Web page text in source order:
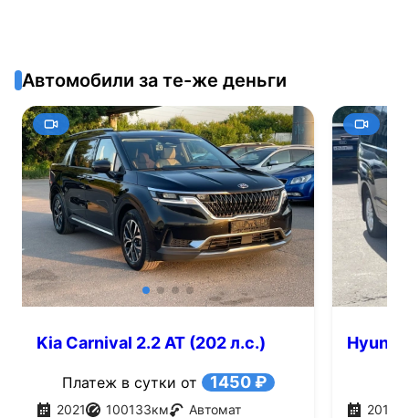
Автомобили за те-же деньги
Kia Carnival 2.2 AT (202 л.с.)
Платеж в сутки от 1450 ₽
2021 100133км Автомат 2019